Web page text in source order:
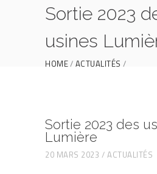
Sortie 2023
usines
HOME ACTUALITÉS
Sortie 2023 des
Lumière
20 MARS 2023 ACTUALITÉS